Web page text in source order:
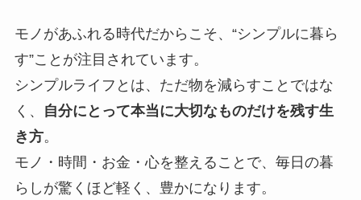
モノがあふれる時代だからこそ、“シンプルに暮ら
す”ことが注目されています。
シンプルライフとは、ただ物を減らすことではな
く、
自分にとって本当に大切なものだけを残す生
き方。
モノ・時間・お金・心を整えることで、毎日の暮
らしが驚くほど軽く、豊かになります。